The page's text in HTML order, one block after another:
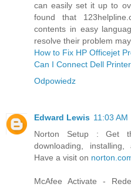
can easily set it up to
found that
contents in easy
resolve their problem
How to Fix HP Officejet
Can I Connect Dell
Odpowiedz
Edward Lewis 11:03 AM
Norton Setup : Get
downloading,
Have a visit on
McAfee Activate -